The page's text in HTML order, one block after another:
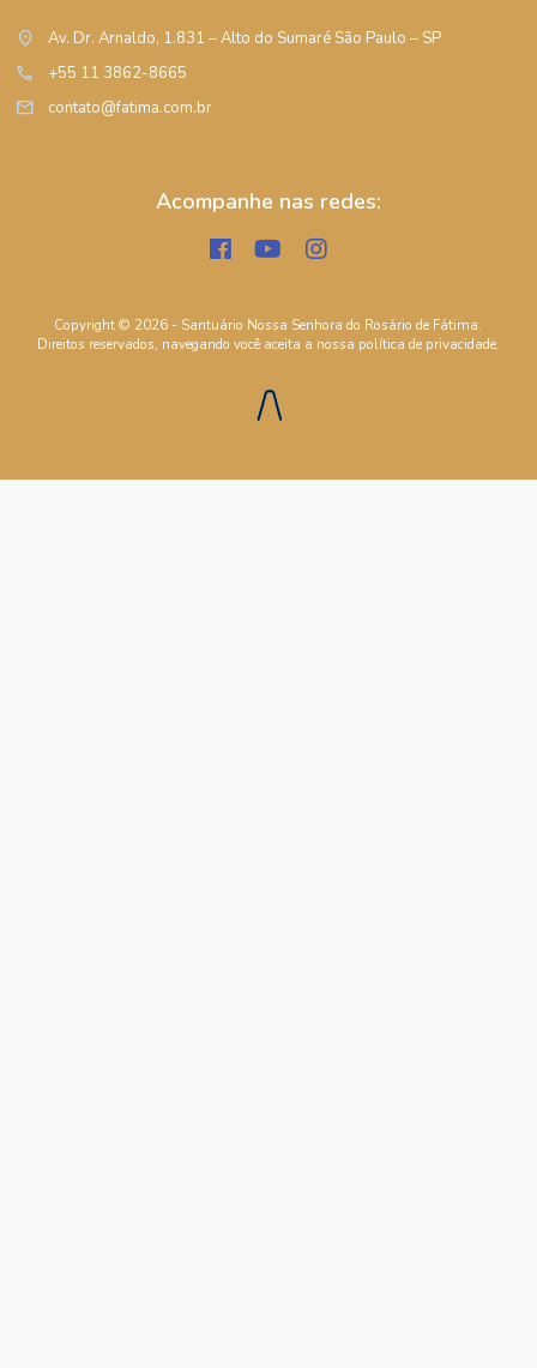
location_on Av. Dr. Arnaldo, 1.831 – Alto do Sumaré São Paulo – SP
call +55 11 3862-8665
mail contato@fatima.com.br
Acompanhe nas redes:
Copyright © 2026 - Santuário Nossa Senhora do Rosário de Fátima.
Direitos reservados, navegando você aceita a nossa política de privacidade.